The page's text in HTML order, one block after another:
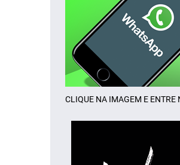
CLIQUE NA IMAGEM E ENTRE